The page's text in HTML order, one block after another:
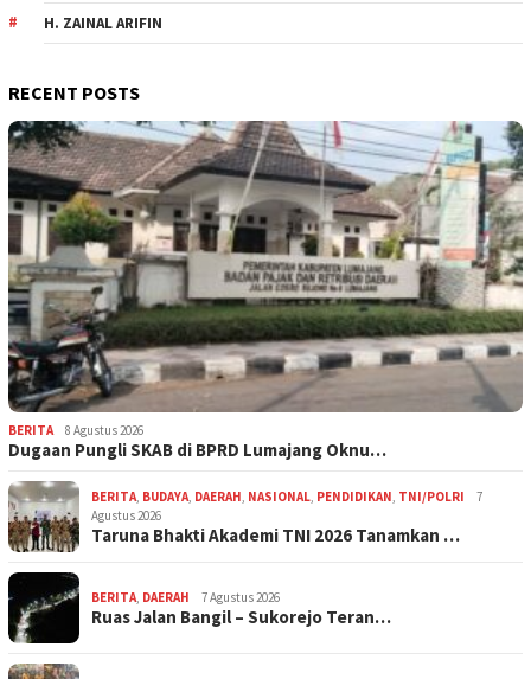
H. ZAINAL ARIFIN
RECENT POSTS
BERITA 8 Agustus 2026
Dugaan Pungli SKAB di BPRD Lumajang Oknu…
BERITA, BUDAYA, DAERAH, NASIONAL, PENDIDIKAN, TNI/POLRI
7
Agustus 2026
Taruna Bhakti Akademi TNI 2026 Tanamkan …
BERITA, DAERAH 7 Agustus 2026
Ruas Jalan Bangil – Sukorejo Teran…